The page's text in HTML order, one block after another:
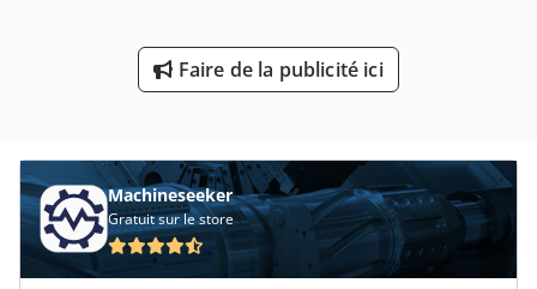
Tete De Fraisage
Unité De Fraisage
Faire de la publicité ici
Machineseeker
Gratuit sur le store